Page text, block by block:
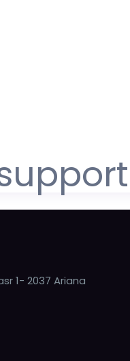
1- 2037 Ariana